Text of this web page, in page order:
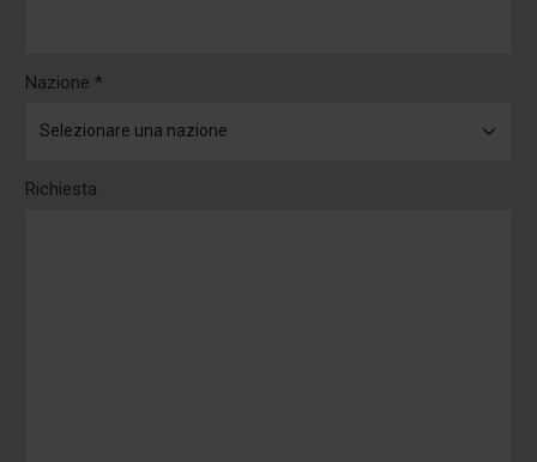
Nazione *
Richiesta